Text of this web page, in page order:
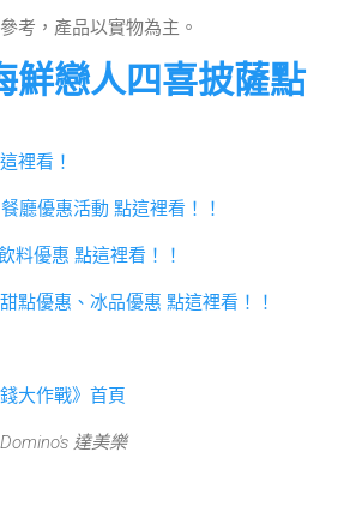
考，產品以實物為主。
鮮戀人四喜披薩點
裡看！
廳優惠活動 點這裡看！！
料優惠 點這裡看！！
點優惠、冰品優惠 點這裡看！！
大作戰》首頁
Domino's 達美樂